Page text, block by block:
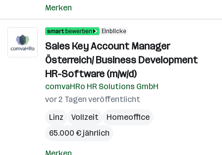
Merken
Einblicke
Sales Key Account Manager
Österreich/ Business Development
HR-Software (m/w/d)
comvaHRo HR Solutions GmbH
vor 2 Tagen veröffentlicht
Linz
Vollzeit
Homeoffice
65.000 € jährlich